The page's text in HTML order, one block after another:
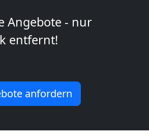
Angebote - nur
entfernt!
anfordern